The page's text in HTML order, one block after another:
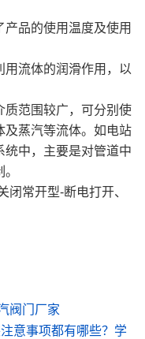
品的使用温度及使用
流体的润滑作用，以
质范围较广，可分别使
及蒸汽等流体。如电站
中，主要是对管道中
闭常开型-断电打开、
阀门厂家
意事项都有哪些？学